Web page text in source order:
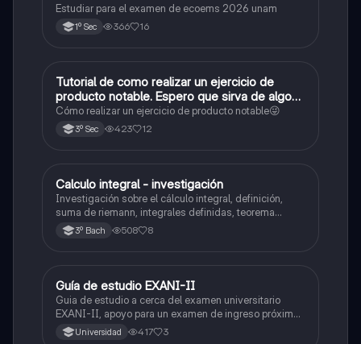
Estudiar para el examen de ecoems 2026 unam
1º Sec 366 16
Matemáticas
Tutorial de como realizar un ejercicio de
producto notable. Espero que sirva de algo💕
😜
Cómo realizar un ejercicio de producto notable😜
3º Sec 423 12
Matemáticas
Calculo integral - investigación
Investigación sobre el cálculo integral, definición,
suma de riemann, integrales definidas, teorema
fundamental del cálculo, antiderivadas, integrales
indefinidas y ejemplos.
3º Bach 508 8
Historia
Guía de estudio EXANI-II
Guia de estudio a cerca del examen universitario
EXANI-II, apoyo para un examen de ingreso próximo
2026.Universidad 417 3